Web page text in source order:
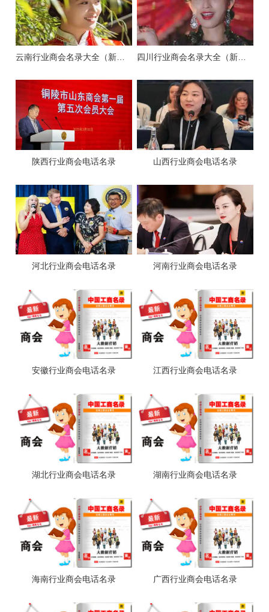
陕西行业商会电话名录 山西行业商会电话名录
河北行业商会电话名录 河南行业商会电话名录
安徽行业商会电话名录 江西行业商会电话名录
湖北行业商会电话名录 湖南行业商会电话名录
海南行业商会电话名录 广西行业商会电话名录